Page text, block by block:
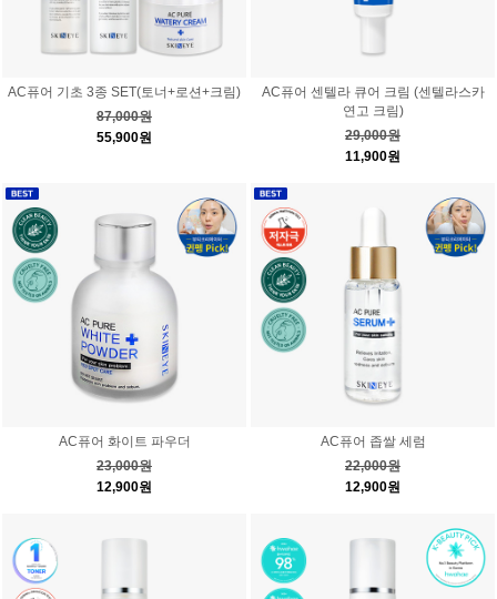
AC퓨어 기초 3종 SET(토너+로션+크림)
87,000원
55,900원
AC퓨어 센텔라 큐어 크림 (센텔라스카
연고 크림)
29,000원
11,900원
AC퓨어 화이트 파우더
23,000원
12,900원
AC퓨어 좁쌀 세럼
22,000원
12,900원